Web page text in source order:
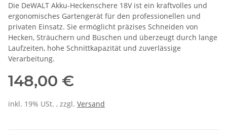
Die DeWALT Akku-Heckenschere 18V ist ein kraftvolles und
ergonomisches Gartengerät für den professionellen und
privaten Einsatz. Sie ermöglicht präzises Schneiden von
Hecken, Sträuchern und Büschen und überzeugt durch lange
Laufzeiten, hohe Schnittkapazität und zuverlässige
Verarbeitung.
148,00 €
inkl. 19% USt. , zzgl. Versand